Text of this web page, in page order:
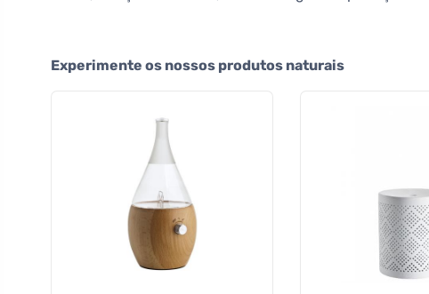
Experimente os nossos produtos naturais